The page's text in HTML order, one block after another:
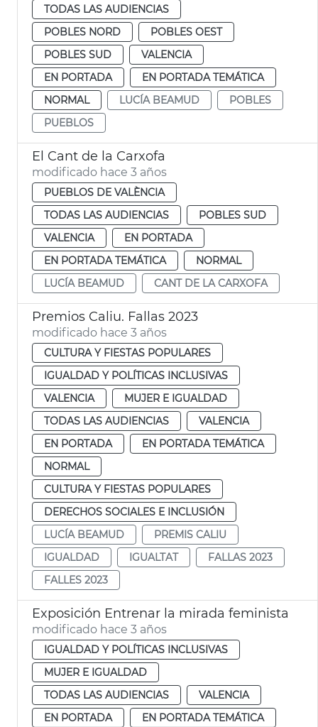
TODAS LAS AUDIENCIAS
POBLES NORD
POBLES OEST
POBLES SUD
VALENCIA
EN PORTADA
EN PORTADA TEMÁTICA
NORMAL
LUCÍA BEAMUD
POBLES
PUEBLOS
El Cant de la Carxofa
modificado hace 3 años
PUEBLOS DE VALÈNCIA
TODAS LAS AUDIENCIAS
POBLES SUD
VALENCIA
EN PORTADA
EN PORTADA TEMÁTICA
NORMAL
LUCÍA BEAMUD
CANT DE LA CARXOFA
Premios Caliu. Fallas 2023
modificado hace 3 años
CULTURA Y FIESTAS POPULARES
IGUALDAD Y POLÍTICAS INCLUSIVAS
VALENCIA
MUJER E IGUALDAD
TODAS LAS AUDIENCIAS
VALENCIA
EN PORTADA
EN PORTADA TEMÁTICA
NORMAL
CULTURA Y FIESTAS POPULARES
DERECHOS SOCIALES E INCLUSIÓN
LUCÍA BEAMUD
PREMIS CALIU
IGUALDAD
IGUALTAT
FALLAS 2023
FALLES 2023
Exposición Entrenar la mirada feminista
modificado hace 3 años
IGUALDAD Y POLÍTICAS INCLUSIVAS
MUJER E IGUALDAD
TODAS LAS AUDIENCIAS
VALENCIA
EN PORTADA
EN PORTADA TEMÁTICA